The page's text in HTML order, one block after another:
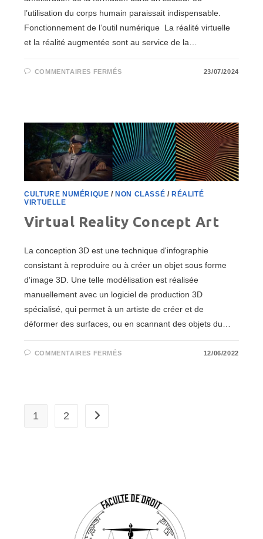
l’utilisation du corps humain paraissait indispensable.
Fonctionnement de l’outil numérique La réalité virtuelle
et la réalité augmentée sont au service de la…
COMMENTAIRES FERMÉSSUR
LA
FORMATION
MÉDICALE
23/07/2024
CULTURE NUMÉRIQUE /NON CLASSÉ /RÉALITÉ
VIRTUELLE
Virtual Reality Concept Art
La conception 3D est une technique d'infographie
consistant à reproduire ou à créer un objet sous forme
d'image 3D. Une telle modélisation est réalisée
manuellement avec un logiciel de production 3D
spécialisé, qui permet à un artiste de créer et de
déformer des surfaces, ou en scannant des objets du…
COMMENTAIRES FERMÉSSUR
12/06/2022
1 2 Aller à la page suivante